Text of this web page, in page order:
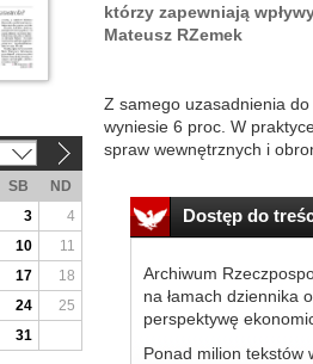
którzy zapewniają
Mateusz RZemek
Z samego uzasadnienia
wyniesie 6 proc. W
spraw wewnętrznych i
Dostęp do
Archiwum
na łamach dziennika
perspektywę
Ponad milion tekstów
SB
ND
3
4
10
11
17
18
24
25
31